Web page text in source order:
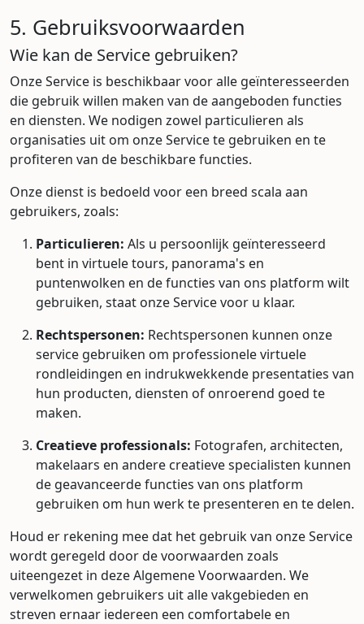
5. Gebruiksvoorwaarden
Wie kan de Service gebruiken?
Onze Service is beschikbaar voor alle geïnteresseerden
die gebruik willen maken van de aangeboden functies
en diensten. We nodigen zowel particulieren als
organisaties uit om onze Service te gebruiken en te
profiteren van de beschikbare functies.
Onze dienst is bedoeld voor een breed scala aan
gebruikers, zoals:
Particulieren: Als u persoonlijk geïnteresseerd
bent in virtuele tours, panorama's en
puntenwolken en de functies van ons platform wilt
gebruiken, staat onze Service voor u klaar.
Rechtspersonen: Rechtspersonen kunnen onze
service gebruiken om professionele virtuele
rondleidingen en indrukwekkende presentaties van
hun producten, diensten of onroerend goed te
maken.
Creatieve professionals: Fotografen, architecten,
makelaars en andere creatieve specialisten kunnen
de geavanceerde functies van ons platform
gebruiken om hun werk te presenteren en te delen.
Houd er rekening mee dat het gebruik van onze Service
wordt geregeld door de voorwaarden zoals
uiteengezet in deze Algemene Voorwaarden. We
verwelkomen gebruikers uit alle vakgebieden en
streven ernaar iedereen een comfortabele en